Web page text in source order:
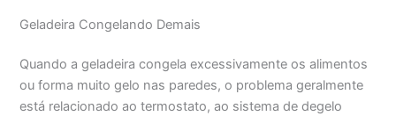
Geladeira Congelando Demais
Quando a geladeira congela excessivamente os alimentos
ou forma muito gelo nas paredes, o problema geralmente
está relacionado ao termostato, ao sistema de degelo